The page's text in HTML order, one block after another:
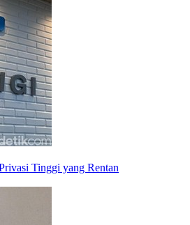
Tinggi yang Rentan